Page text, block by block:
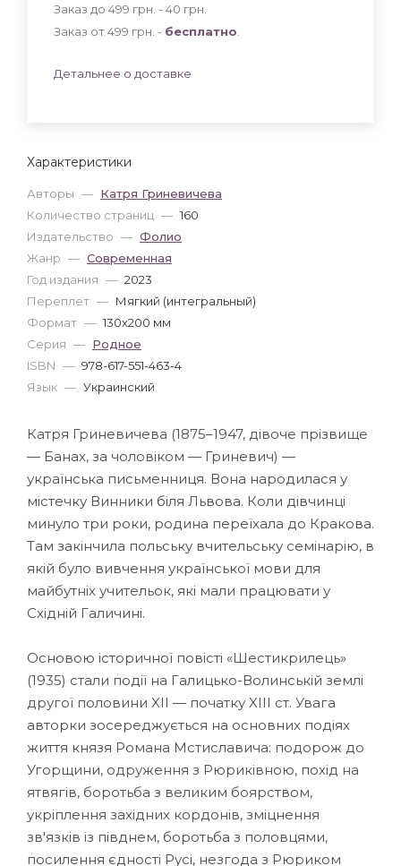
Характеристики
Авторы — Катря Гриневичева
Количество страниц — 160
Издательство — Фолио
Жанр — Современная
Год издания — 2023
Переплет — Мягкий (интегральный)
Формат — 130x200 мм
Серия — Родное
ISBN — 978-617-551-463-4
Язык — Украинский
Заказ до 499 грн. - 40 грн
Заказ от 499 грн. - бесплатно
Детальнее о доставке
Катря Гриневичева (1875–1947, дівоче прізвище
— Банах, за чоловіком — Гриневич) —
українська письменниця. Вона народилася у
містечку Винники біля Львова. Коли дівчинці
минуло три роки, родина переїхала до Кракова.
Там закінчила польську вчительську семінарію, в
якій було вивчення української мови для
майбутніх учительок, які мали працювати у
Східній Галичині.
Основою історичної повісті «Шестикрилець»
(1935) стали події на Галицько-Волинській землі
другої половини XII — початку XIII ст. Увага
авторки зосереджується на основних подіях
життя князя Романа Мстиславича: подорож до
Угорщини, одруження з Рюриківною, похід на
ятвягів, боротьба з великим боярством,
укріплення західних кордонів, зміцнення
зв'язків із півднем, боротьба з половцями,
посилення єдності Русі, незгода з Рюриком